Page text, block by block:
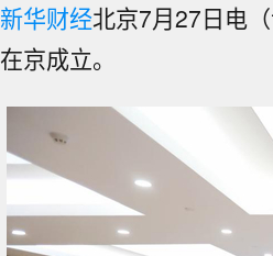
新华财经北京7月27日电
在京成立。